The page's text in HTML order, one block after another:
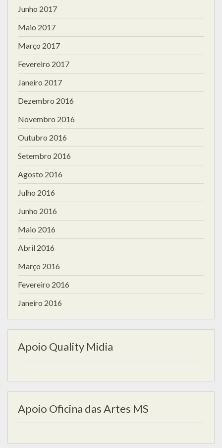
Junho 2017
Maio 2017
Março 2017
Fevereiro 2017
Janeiro 2017
Dezembro 2016
Novembro 2016
Outubro 2016
Setembro 2016
Agosto 2016
Julho 2016
Junho 2016
Maio 2016
Abril 2016
Março 2016
Fevereiro 2016
Janeiro 2016
Apoio Quality Midia
Apoio Oficina das Artes MS